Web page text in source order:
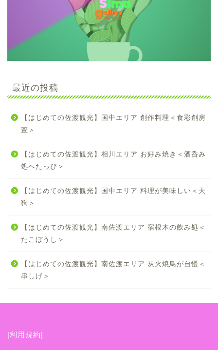
最近の投稿
【はじめての佐渡観光】国中エリア 創作料理＜食彩創房
亶＞
【はじめての佐渡観光】相川エリア お好み焼き＜酒呑み
処へたっぴ＞
【はじめての佐渡観光】国中エリア 料理が美味しい＜天
狗＞
【はじめての佐渡観光】南佐渡エリア 宿根木の飲み処＜
たこぼうし＞
【はじめての佐渡観光】南佐渡エリア 炭火焼鳥が自慢＜
串しげ＞
|利用規約|